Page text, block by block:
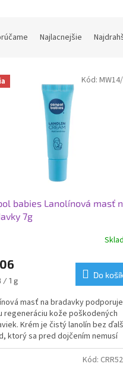
Najlacnejšie
babies Lanolínová masť
7g
/ 1 g
Do
masť na bradavky podporuje
regeneráciu kože poškodených
Krém je čistý lanolín bez
ktorý sa pred dojčením nemusí
z prsníka.
Kód:
Kód: